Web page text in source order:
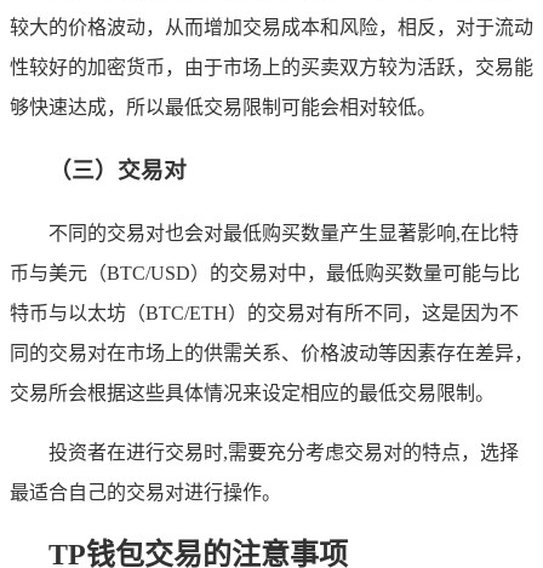
较大的价格波动，从而增加交易成本和风险，相反，对于流动
性较好的加密货币，由于市场上的买卖双方较为活跃，交易能
够快速达成，所以最低交易限制可能会相对较低。
（三）交易对
不同的交易对也会对最低购买数量产生显著影响,在比特
币与美元（BTC/USD）的交易对中，最低购买数量可能与比
特币与以太坊（BTC/ETH）的交易对有所不同，这是因为不
同的交易对在市场上的供需关系、价格波动等因素存在差异，
交易所会根据这些具体情况来设定相应的最低交易限制。
投资者在进行交易时,需要充分考虑交易对的特点，选择
最适合自己的交易对进行操作。
TP钱包交易的注意事项